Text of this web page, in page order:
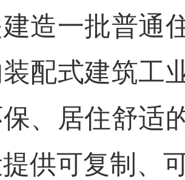
造一批普通
配式建筑工
、居住舒适
供可复制、